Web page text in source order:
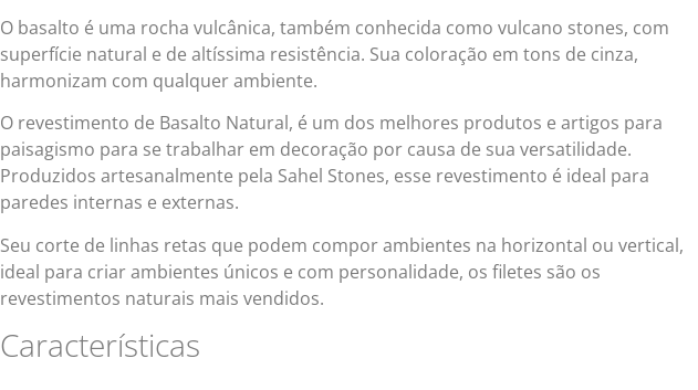
O basalto é uma rocha vulcânica, também conhecida como vulcano stones, com
superfície natural e de altíssima resistência. Sua coloração em tons de cinza,
harmonizam com qualquer ambiente.
O revestimento de Basalto Natural, é um dos melhores produtos e artigos para
paisagismo para se trabalhar em decoração por causa de sua versatilidade.
Produzidos artesanalmente pela Sahel Stones, esse revestimento é ideal para
paredes internas e externas.
Seu corte de linhas retas que podem compor ambientes na horizontal ou vertical,
ideal para criar ambientes únicos e com personalidade, os filetes são os
revestimentos naturais mais vendidos.
Características